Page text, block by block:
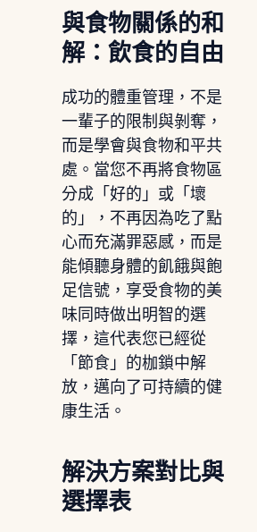
與食物關係的和
解：飲食的自由
成功的體重管理，不是
一輩子的限制與剝奪，
而是學會與食物和平共
處。當您不再將食物區
分成「好的」或「壞
的」，不再因為吃了點
心而充滿罪惡感，而是
能傾聽身體的飢餓與飽
足信號，享受食物的美
味同時做出明智的選
擇，這代表您已經從
「節食」的枷鎖中解
放，邁向了可持續的健
康生活。
解決方案對比與
選擇表